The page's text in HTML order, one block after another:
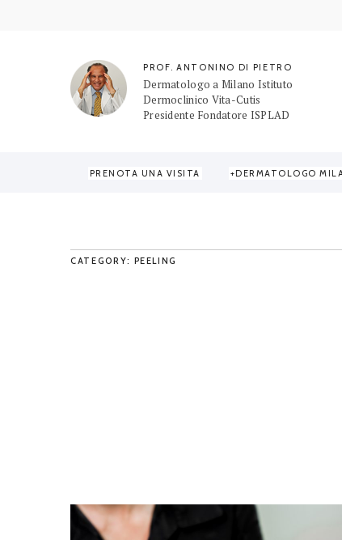
PROF. ANTONINO DI PIETRO
Dermatologo a Milano Istituto
Dermoclinico Vita-Cutis
Presidente Fondatore ISPLAD
PRENOTA UNA VISITA DERMATOLOGO
CATEGORY: PEELING